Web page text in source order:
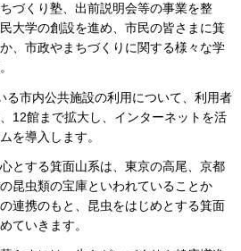
づくり塾、出前説明会等の事業を整
大学の創設を進め、市民の皆さまに箕
、市政やまちづくりに関する様々な学
る市内公共施設の利用について、利用者
12館まで拡大し、インターネットを活
を導入します。
とする箕面山系は、東京の高尾、京都
昆虫類の宝庫といわれていることか
連携のもと、昆虫をはじめとする箕面
ていきます。